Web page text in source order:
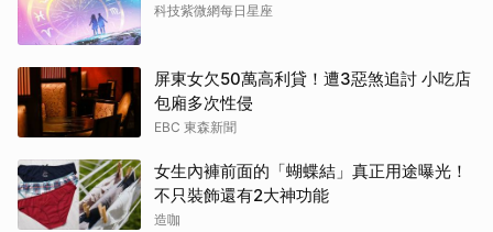
科技紫微網每日星座
屏東女欠50萬高利貸！遭3惡煞追討 小吃店
包廂多次性侵
EBC 東森新聞
女生內褲前面的「蝴蝶結」真正用途曝光！
不只裝飾還有2大神功能
造咖